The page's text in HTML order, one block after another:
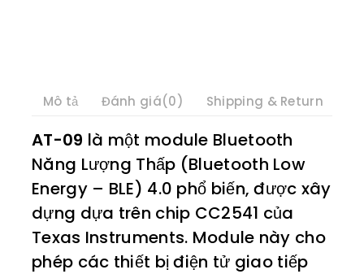
Mô tả Đánh giá(0) Shipping & Return
AT-09 là một module Bluetooth
Năng Lượng Thấp (Bluetooth Low
Energy – BLE) 4.0 phổ biến, được xây
dựng dựa trên chip CC2541 của
Texas Instruments. Module này cho
phép các thiết bị điện tử giao tiếp